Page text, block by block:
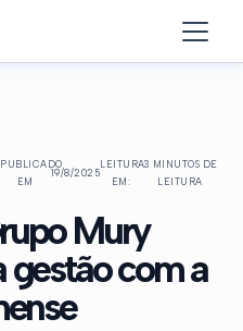
PUBLICADO
EM
19/8/2025
LEITURA
EM:
3 MINUTOS DE
LEITURA
Mury
gestão com a